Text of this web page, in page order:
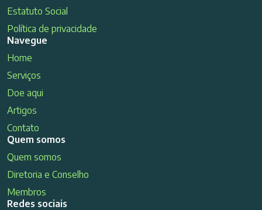
Estatuto Social
Política de privacidade
Navegue
Home
Serviços
Doe aqui
Artigos
Contato
Quem somos
Quem somos
Diretoria e Conselho
Membros
Redes sociais